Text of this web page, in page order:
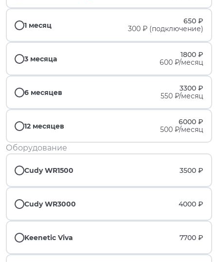
1 месяц
650 ₽
300 ₽ (подключение)
3 месяца
1800 ₽
600 ₽/месяц
6 месяцев
3300 ₽
550 ₽/месяц
12 месяцев
6000 ₽
500 ₽/месяц
Оборудование
Cudy WR1500 3500 ₽
Cudy WR3000 4000 ₽
Keenetic Viva 7700 ₽